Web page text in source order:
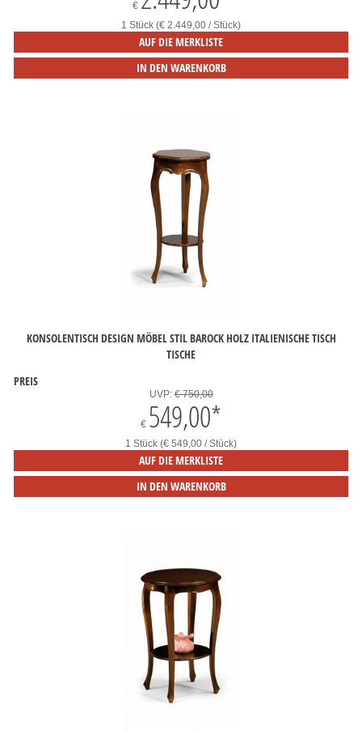
€
1 Stück (€ 2.449,00 / Stück)
AUF DIE MERKLISTE
IN DEN WARENKORB
KONSOLENTISCH DESIGN MÖBEL STIL BAROCK HOLZ ITALIENISCHE TISCH
TISCHE
PREIS
UVP:€ 750,00
€ 549,00*
1 Stück (€ 549,00 / Stück)
AUF DIE MERKLISTE
IN DEN WARENKORB